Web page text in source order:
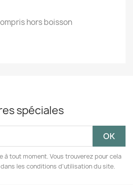
hors boisson
spéciales
à tout moment. Vous trouverez pour cela
les conditions d'utilisation du site.